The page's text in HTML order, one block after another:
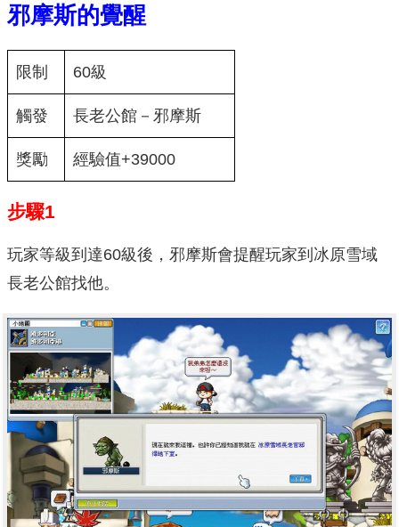
邪摩斯的覺醒
限制 60級
觸發 長老公館－邪摩斯
獎勵 經驗值+39000
步驟1
玩家等級到達60級後，邪摩斯會提醒玩家到冰原雪域
長老公館找他。